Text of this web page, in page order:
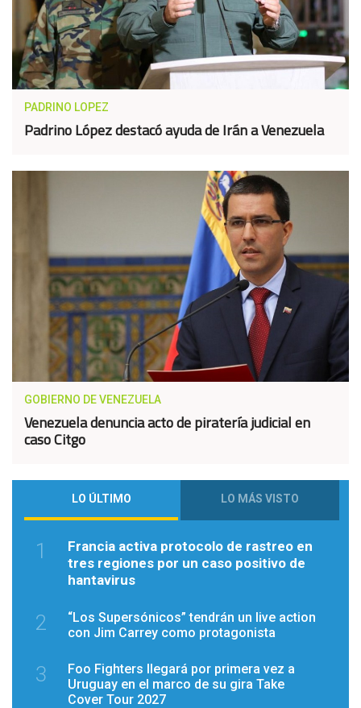
PADRINO LOPEZ
Padrino López destacó ayuda de Irán a Venezuela
GOBIERNO DE VENEZUELA
Venezuela denuncia acto de piratería judicial en
caso Citgo
LO ÚLTIMO LO MÁS VISTO
1
Francia activa protocolo de rastreo en
tres regiones por un caso positivo de
hantavirus
2
“Los Supersónicos” tendrán un live action
con Jim Carrey como protagonista
3
Foo Fighters llegará por primera vez a
Uruguay en el marco de su gira Take
Cover Tour 2027